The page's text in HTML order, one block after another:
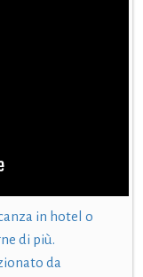
in hotel o
di più.
da